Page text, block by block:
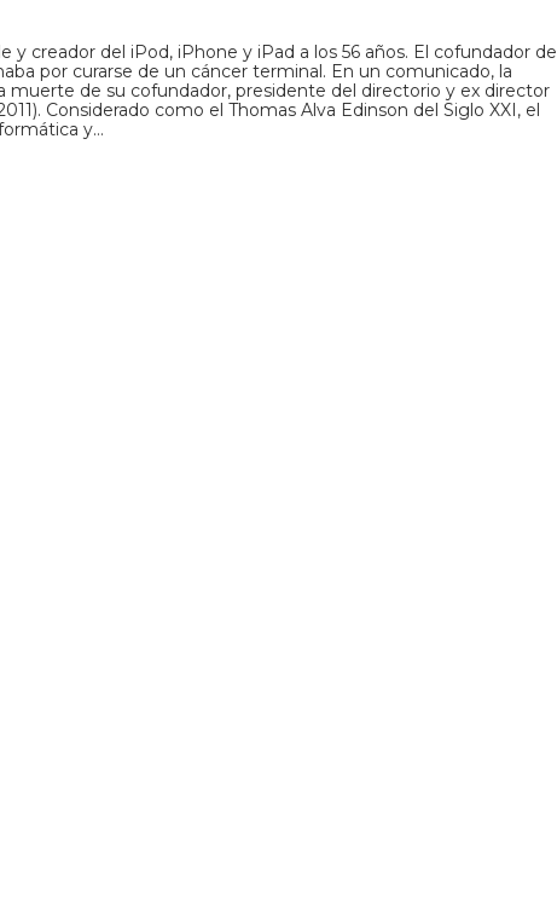
y creador del iPod, iPhone y iPad a los 56 años. El cofundador de
por curarse de un cáncer terminal. En un comunicado, la
muerte de su cofundador, presidente del directorio y ex director
Considerado como el Thomas Alva Edinson del Siglo XXI, el
y…